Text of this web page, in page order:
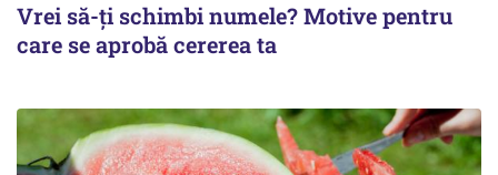
Vrei să-ți schimbi numele? Motive pentru
care se aprobă cererea ta